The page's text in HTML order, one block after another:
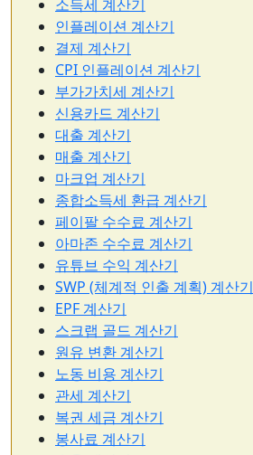
소득세 계산기
인플레이션 계산기
결제 계산기
CPI 인플레이션 계산기
부가가치세 계산기
신용카드 계산기
대출 계산기
매출 계산기
마크업 계산기
종합소득세 환급 계산기
페이팔 수수료 계산기
아마존 수수료 계산기
유튜브 수익 계산기
SWP (체계적 인출 계획) 계산기
EPF 계산기
스크랩 골드 계산기
원유 변환 계산기
노동 비용 계산기
관세 계산기
복권 세금 계산기
봉사료 계산기